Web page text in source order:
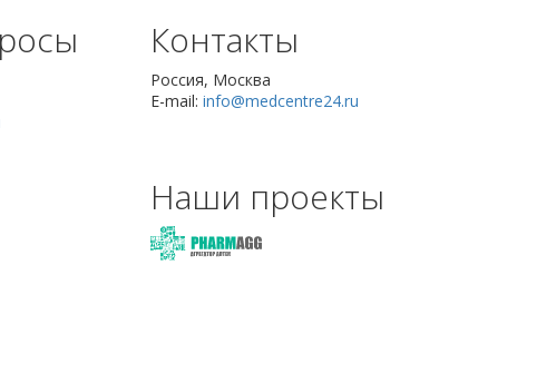
Контакты
Россия, Москва
E-mail: info@medcentre24.ru
Наши проекты